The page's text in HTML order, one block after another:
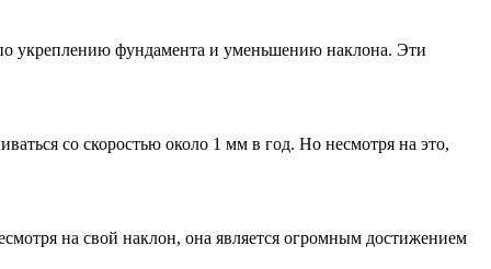
укреплению фундамента и уменьшению наклона. Эти
со скоростью около 1 мм в год. Но несмотря на это,
на свой наклон, она является огромным достижением